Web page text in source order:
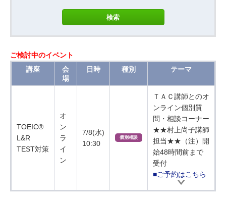
ご検討中のイベント
講座
会
場
日時 種別 テーマ
TOEIC®
L&R
TEST対策
オ
ン
ラ
イ
ン
7/8(水)
10:30
個別相談
ＴＡＣ講師とのオ
ンライン個別質
問・相談コーナー
★★村上尚子講師
担当★★（注）開
始48時間前まで
受付
■ご予約はこちら